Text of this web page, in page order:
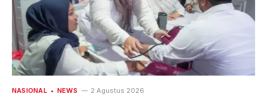
NASIONAL NEWS 2 Agustus 2026